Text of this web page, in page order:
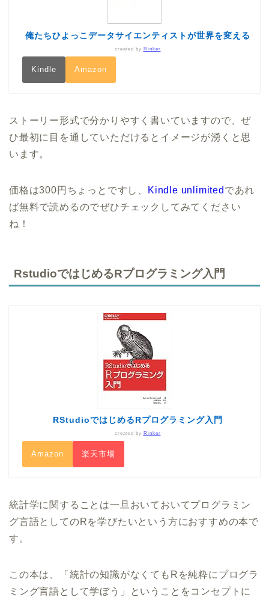
俺たちひよっこデータサイエンティストが世界を変える
created by Rinker
Kindle Amazon
ストーリー形式で分かりやすく書いていますので、ぜ
ひ最初に目を通していただけるとイメージが湧くと思
います。
価格は300円ちょっとですし、 Kindle unlimited であれ
ば無料で読めるのでぜひチェックしてみてください
ね！
RstudioではじめるRプログラミング入門
RStudioではじめるRプログラミング入門
created by Rinker
Amazon 楽天市場
統計学に関することは一旦おいておいてプログラミン
グ言語としてのRを学びたいという方におすすめの本で
す。
この本は、「統計の知識がなくてもRを純粋にプログラ
ミング言語として学ぼう」ということをコンセプトに